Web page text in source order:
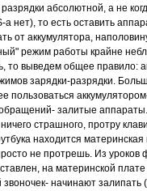
абсолютной, а не
а нет), то есть оставить
от аккумулятора,
режим работы крайне
то выведем общее правило:
зарядки-разрядки.
пользоваться
залитые аппараты.
страшного, протру
находится
не протрешь. Из
на материнской
начинают